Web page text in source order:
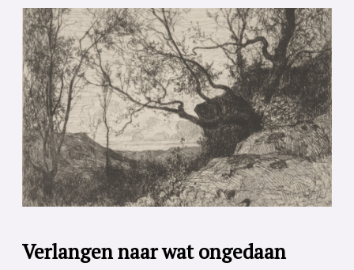
Verlangen naar wat ongedaan